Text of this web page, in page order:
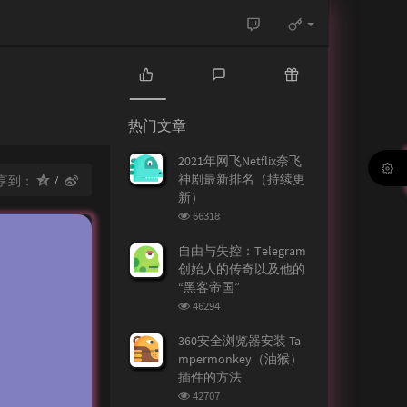
到：
热
门
文
章
论
章
热门文章
2021年网飞Netflix奈飞
神剧最新排名（持续更
新）
浏
次
数:
66318
自由与失控：Telegram
创始人的传奇以及他的
“黑客帝国”
浏
次
数:
46294
360安全浏览器安装 Ta
mpermonkey（油猴）
插件的方法
浏
42707